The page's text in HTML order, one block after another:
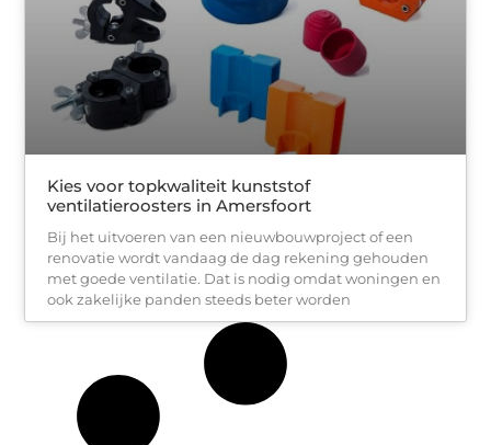
Kies voor topkwaliteit kunststof
ventilatieroosters in Amersfoort
Bij het uitvoeren van een nieuwbouwproject of een
renovatie wordt vandaag de dag rekening gehouden
met goede ventilatie. Dat is nodig omdat woningen en
ook zakelijke panden steeds beter worden